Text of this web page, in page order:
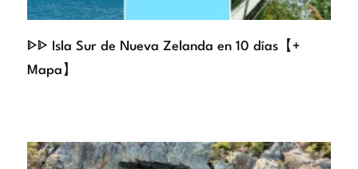
ᐈᐈ Isla Sur de Nueva Zelanda en 10 días【+
Mapa】